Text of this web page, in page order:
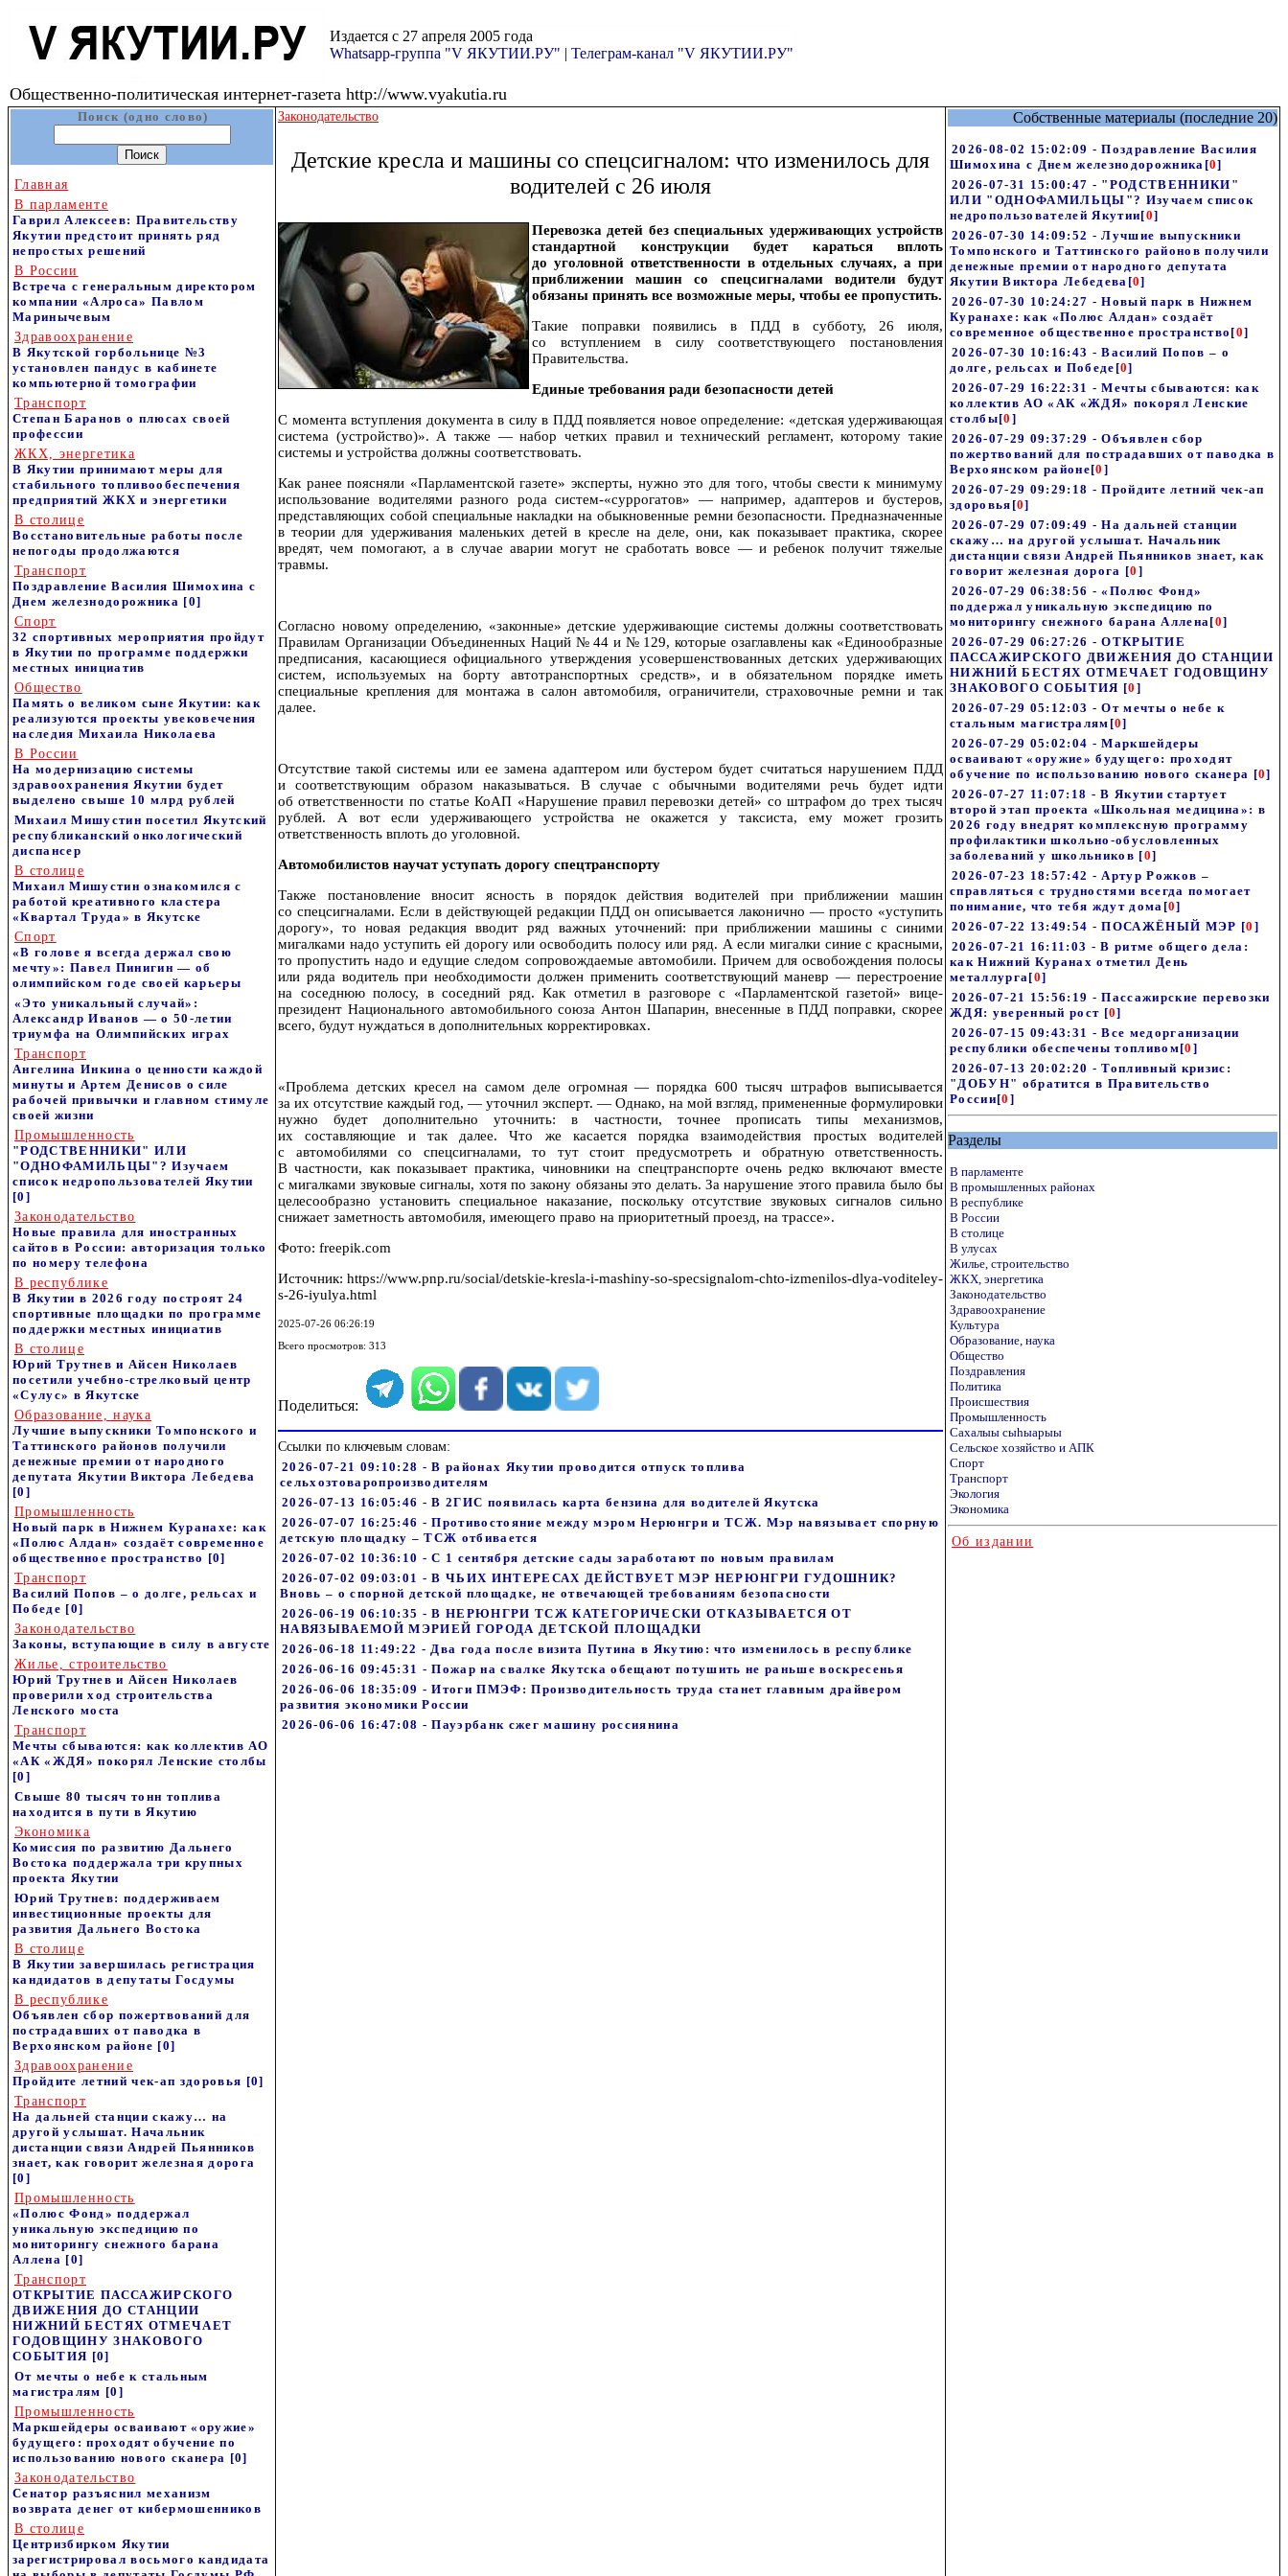
Издается с 27 апреля 2005 года
Whatsapp-группа "V ЯКУТИИ.РУ" | Телеграм-канал "V ЯКУТИИ.РУ"
Общественно-политическая интернет-газета http://www.vyakutia.ru
Поиск (одно слово)
Главная
В парламенте
Гаврил Алексеев: Правительству
Якутии предстоит принять ряд
непростых решений
В России
Встреча с генеральным директором
компании «Алроса» Павлом
Маринычевым
Здравоохранение
В Якутской горбольнице №3
установлен пандус в кабинете
компьютерной томографии
Транспорт
Степан Баранов о плюсах своей
профессии
ЖКХ, энергетика
В Якутии принимают меры для
стабильного топливообеспечения
предприятий ЖКХ и энергетики
В столице
Восстановительные работы после
непогоды продолжаются
Транспорт
Поздравление Василия Шимохина с
Днем железнодорожника [0]
Спорт
32 спортивных мероприятия пройдут
в Якутии по программе поддержки
местных инициатив
Общество
Память о великом сыне Якутии: как
реализуются проекты увековечения
наследия Михаила Николаева
В России
На модернизацию системы
здравоохранения Якутии будет
выделено свыше 10 млрд рублей
Михаил Мишустин посетил Якутский
республиканский онкологический
диспансер
В столице
Михаил Мишустин ознакомился с
работой креативного кластера
«Квартал Труда» в Якутске
Спорт
«В голове я всегда держал свою
мечту»: Павел Пинигин — об
олимпийском годе своей карьеры
«Это уникальный случай»:
Александр Иванов — о 50-летии
триумфа на Олимпийских играх
Транспорт
Ангелина Инкина о ценности каждой
минуты и Артем Денисов о силе
рабочей привычки и главном стимуле
своей жизни
Промышленность
"РОДСТВЕННИКИ" ИЛИ
"ОДНОФАМИЛЬЦЫ"? Изучаем
список недропользователей Якутии
[0]
Законодательство
Новые правила для иностранных
сайтов в России: авторизация только
по номеру телефона
В республике
В Якутии в 2026 году построят 24
спортивные площадки по программе
поддержки местных инициатив
В столице
Юрий Трутнев и Айсен Николаев
посетили учебно-стрелковый центр
«Сулус» в Якутске
Образование, наука
Лучшие выпускники Томпонского и
Таттинского районов получили
денежные премии от народного
депутата Якутии Виктора Лебедева
[0]
Промышленность
Новый парк в Нижнем Куранахе: как
«Полюс Алдан» создаёт современное
общественное пространство [0]
Транспорт
Василий Попов – о долге, рельсах и
Победе [0]
Законодательство
Законы, вступающие в силу в августе
Жилье, строительство
Юрий Трутнев и Айсен Николаев
проверили ход строительства
Ленского моста
Транспорт
Мечты сбываются: как коллектив АО
«АК «ЖДЯ» покорял Ленские столбы
[0]
Свыше 80 тысяч тонн топлива
находится в пути в Якутию
Экономика
Комиссия по развитию Дальнего
Востока поддержала три крупных
проекта Якутии
Юрий Трутнев: поддерживаем
инвестиционные проекты для
развития Дальнего Востока
В столице
В Якутии завершилась регистрация
кандидатов в депутаты Госдумы
В республике
Объявлен сбор пожертвований для
пострадавших от паводка в
Верхоянском районе [0]
Здравоохранение
Пройдите летний чек-ап здоровья [0]
Транспорт
На дальней станции скажу… на
другой услышат. Начальник
дистанции связи Андрей Пьянников
знает, как говорит железная дорога
[0]
Промышленность
«Полюс Фонд» поддержал
уникальную экспедицию по
мониторингу снежного барана
Аллена [0]
Транспорт
ОТКРЫТИЕ ПАССАЖИРСКОГО
ДВИЖЕНИЯ ДО СТАНЦИИ
НИЖНИЙ БЕСТЯХ ОТМЕЧАЕТ
ГОДОВЩИНУ ЗНАКОВОГО
СОБЫТИЯ [0]
От мечты о небе к стальным
магистралям [0]
Промышленность
Маркшейдеры осваивают «оружие»
будущего: проходят обучение по
использованию нового сканера [0]
Законодательство
Сенатор разъяснил механизм
возврата денег от кибермошенников
В столице
Центризбирком Якутии
зарегистрировал восьмого кандидата
Законодательство
Детские кресла и машины со спецсигналом: что изменилось для
водителей с 26 июля
Перевозка детей без специальных удерживающих устройств
стандартной конструкции будет караться вплоть
до уголовной ответственности в отдельных случаях, а при
приближении машин со спецсигналами водители будут
обязаны принять все возможные меры, чтобы ее пропустить.
Такие поправки появились в ПДД в субботу, 26 июля,
со вступлением в силу соответствующего постановления
Правительства.
Единые требования ради безопасности детей
С момента вступления документа в силу в ПДД появляется новое определение: «детская удерживающая
система (устройство)». А также — набор четких правил и технический регламент, которому такие
системы и устройства должны соответствовать.
Как ранее поясняли «Парламентской газете» эксперты, нужно это для того, чтобы свести к минимуму
использование водителями разного рода систем-«суррогатов» — например, адаптеров и бустеров,
представляющих собой специальные накладки на обыкновенные ремни безопасности. Предназначенные
в теории для удерживания маленьких детей в кресле на деле, они, как показывает практика, скорее
вредят, чем помогают, а в случае аварии могут не сработать вовсе — и ребенок получит тяжелые
травмы.
Согласно новому определению, «законные» детские удерживающие системы должны соответствовать
Правилам Организации Объединенных Наций № 44 и № 129, которые озаглавлены как «Единообразные
предписания, касающиеся официального утверждения усовершенствованных детских удерживающих
систем, используемых на борту автотранспортных средств», и в обязательном порядке иметь
специальные крепления для монтажа в салон автомобиля, ограничители, страховочные ремни и так
далее.
Отсутствие такой системы или ее замена адаптером или бустером будет считаться нарушением ПДД
и соответствующим образом наказываться. В случае с обычными водителями речь будет идти
об ответственности по статье КоАП «Нарушение правил перевозки детей» со штрафом до трех тысяч
рублей. А вот если удерживающего устройства не окажется у таксиста, ему может грозить
ответственность вплоть до уголовной.
Автомобилистов научат уступать дорогу спецтранспорту
Также постановление вносит ясность в порядок действия водителей при приближении машин
со спецсигналами. Если в действующей редакции ПДД он описывается лаконично — просто «уступить
дорогу», то новая редакция вводит ряд важных уточнений: при приближении машины с синими
мигалками надо уступить ей дорогу или освободить полосу или ряд. А если мигалки синие с красными,
то пропустить надо и едущие следом сопровождаемые автомобили. Причем для освобождения полосы
или ряда водитель при необходимости должен применить соответствующий маневр — перестроение
на соседнюю полосу, в соседний ряд. Как отметил в разговоре с «Парламентской газетой» вице-
президент Национального автомобильного союза Антон Шапарин, внесенные в ПДД поправки, скорее
всего, будут нуждаться в дополнительных корректировках.
«Проблема детских кресел на самом деле огромная — порядка 600 тысяч штрафов выписывается
за их отсутствие каждый год, — уточнил эксперт. — Однако, на мой взгляд, примененные формулировки
нужно будет дополнительно уточнить: в частности, точнее прописать типы механизмов,
их составляющие и так далее. Что же касается порядка взаимодействия простых водителей
с автомобилями со спецсигналами, то тут стоит предусмотреть и обратную ответственность.
В частности, как показывает практика, чиновники на спецтранспорте очень редко включают вместе
с мигалками звуковые сигналы, хотя по закону обязаны это делать. За нарушение этого правила было бы
целесообразно установить специальное наказание, поскольку отсутствие звуковых сигналов сильно
снижает заметность автомобиля, имеющего право на приоритетный проезд, на трассе».
Фото: freepik.com
Источник: https://www.pnp.ru/social/detskie-kresla-i-mashiny-so-specsignalom-chto-izmenilos-dlya-voditeley-
s-26-iyulya.html
2025-07-26 06:26:19
Всего просмотров: 313
Поделиться:
Ссылки по ключевым словам:
2026-07-21 09:10:28 - В районах Якутии проводится отпуск топлива
сельхозтоваропроизводителям
2026-07-13 16:05:46 - В 2ГИС появилась карта бензина для водителей Якутска
2026-07-07 16:25:46 - Противостояние между мэром Нерюнгри и ТСЖ. Мэр навязывает спорную
детскую площадку – ТСЖ отбивается
2026-07-02 10:36:10 - С 1 сентября детские сады заработают по новым правилам
2026-07-02 09:03:01 - В ЧЬИХ ИНТЕРЕСАХ ДЕЙCТВУЕТ МЭР НЕРЮНГРИ ГУДОШНИК?
Вновь – о спорной детской площадке, не отвечающей требованиям безопасности
2026-06-19 06:10:35 - В НЕРЮНГРИ ТСЖ КАТЕГОРИЧЕСКИ ОТКАЗЫВАЕТСЯ ОТ
НАВЯЗЫВАЕМОЙ МЭРИЕЙ ГОРОДА ДЕТСКОЙ ПЛОЩАДКИ
2026-06-18 11:49:22 - Два года после визита Путина в Якутию: что изменилось в республике
2026-06-16 09:45:31 - Пожар на свалке Якутска обещают потушить не раньше воскресенья
2026-06-06 18:35:09 - Итоги ПМЭФ: Производительность труда станет главным драйвером
развития экономики России
2026-06-06 16:47:08 - Пауэрбанк сжег машину россиянина
Собственные материалы (последние 20)
2026-08-02 15:02:09 - Поздравление Василия
Шимохина с Днем железнодорожника [0]
2026-07-31 15:00:47 - "РОДСТВЕННИКИ"
ИЛИ "ОДНОФАМИЛЬЦЫ"? Изучаем список
недропользователей Якутии[0]
2026-07-30 14:09:52 - Лучшие выпускники
Томпонского и Таттинского районов получили
денежные премии от народного депутата
Якутии Виктора Лебедева [0]
2026-07-30 10:24:27 - Новый парк в Нижнем
Куранахе: как «Полюс Алдан» создаёт
современное общественное пространство [0]
2026-07-30 10:16:43 - Василий Попов – о
долге, рельсах и Победе [0]
2026-07-29 16:22:31 - Мечты сбываются: как
коллектив АО «АК «ЖДЯ» покорял Ленские
столбы[0 ]
2026-07-29 09:37:29 - Объявлен сбор
пожертвований для пострадавших от паводка в
Верхоянском районе[0 ]
2026-07-29 09:29:18 - Пройдите летний чек-ап
здоровья [0]
2026-07-29 07:09:49 - На дальней станции
скажу… на другой услышат. Начальник
дистанции связи Андрей Пьянников знает, как
говорит железная дорога [0 ]
2026-07-29 06:38:56 - «Полюс Фонд»
поддержал уникальную экспедицию по
мониторингу снежного барана Аллена[0]
2026-07-29 06:27:26 - ОТКРЫТИЕ
ПАССАЖИРСКОГО ДВИЖЕНИЯ ДО СТАНЦИИ
НИЖНИЙ БЕСТЯХ ОТМЕЧАЕТ ГОДОВЩИНУ
ЗНАКОВОГО СОБЫТИЯ [0 ]
2026-07-29 05:12:03 - От мечты о небе к
стальным магистралям [0]
2026-07-29 05:02:04 - Маркшейдеры
осваивают «оружие» будущего: проходят
обучение по использованию нового сканера [0]
2026-07-27 11:07:18 - В Якутии стартует
второй этап проекта «Школьная медицина»: в
2026 году внедрят комплексную программу
профилактики школьно-обусловленных
заболеваний у школьников [0]
2026-07-23 18:57:42 - Артур Рожков –
справляться с трудностями всегда помогает
понимание, что тебя ждут дома [0]
2026-07-22 13:49:54 - ПОСАЖЁНЫЙ МЭР [0 ]
2026-07-21 16:11:03 - В ритме общего дела:
как Нижний Куранах отметил День
металлурга[0]
2026-07-21 15:56:19 - Пассажирские перевозки
ЖДЯ: уверенный рост [0]
2026-07-15 09:43:31 - Все медорганизации
республики обеспечены топливом[0 ]
2026-07-13 20:02:20 - Топливный кризис:
"ДОБУН" обратится в Правительство
России[0 ]
Разделы
В парламенте
В промышленных районах
В республике
В России
В столице
В улусах
Жилье, строительство
ЖКХ, энергетика
Законодательство
Здравоохранение
Культура
Образование, наука
Общество
Поздравления
Политика
Происшествия
Промышленность
Сахалыы сыhыарыы
Сельское хозяйство и АПК
Спорт
Транспорт
Экология
Экономика
Об издании